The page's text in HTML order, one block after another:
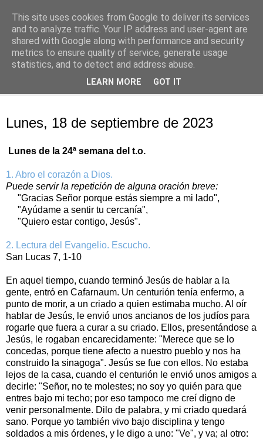
Oración personal
con el Evangelio de cada día
Lunes, 18 de septiembre de 2023
Lunes de la 24ª semana del t.o.
1. Abro el corazón a Dios.
Puede servir la repetición de alguna oración breve:
"Gracias Señor porque estás siempre a mi lado",
"Ayúdame a sentir tu cercanía",
"Quiero estar contigo, Jesús".
2. Lectura del Evangelio. Escucho.
San Lucas 7, 1-10
En aquel tiempo, cuando terminó Jesús de hablar a la
gente, entró en Cafarnaum. Un centurión tenía enfermo, a
punto de morir, a un criado a quien estimaba mucho. Al oír
hablar de Jesús, le envió unos ancianos de los judíos para
rogarle que fuera a curar a su criado. Ellos, presentándose a
Jesús, le rogaban encarecidamente: "Merece que se lo
concedas, porque tiene afecto a nuestro pueblo y nos ha
construido la sinagoga". Jesús se fue con ellos. No estaba
lejos de la casa, cuando el centurión le envió unos amigos a
decirle: "Señor, no te molestes; no soy yo quién para que
entres bajo mi techo; por eso tampoco me creí digno de
venir personalmente. Dilo de palabra, y mi criado quedará
sano. Porque yo también vivo bajo disciplina y tengo
soldados a mis órdenes, y le digo a uno: "Ve", y va; al otro:
This site uses cookies from Google to deliver its services
and to analyze traffic. Your IP address and user-agent are
shared with Google along with performance and security
metrics to ensure quality of service, generate usage
statistics, and to detect and address abuse.
LEARN MORE GOT IT